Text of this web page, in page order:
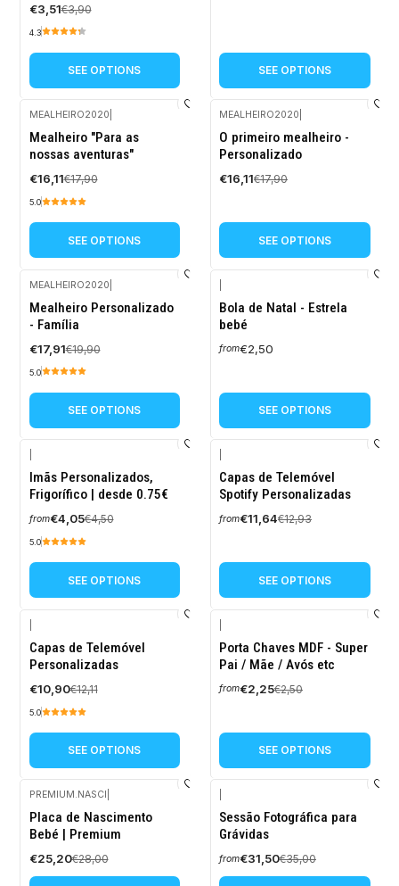
€3,51€3,90
4.3
SEE OPTIONS SEE OPTIONS
-10%
OFF
MEALHEIRO2020
Mealheiro "Para as
nossas aventuras"
€16,11€17,90
5.0
SEE OPTIONS
-10%
OFF
MEALHEIRO2020
O primeiro mealheiro -
Personalizado
€16,11€17,90
SEE OPTIONS
-10%
OFF
MEALHEIRO2020
Mealheiro Personalizado
- Família
€17,91€19,90
5.0
SEE OPTIONS
Bola de Natal - Estrela
bebé
from€2,50
SEE OPTIONS
-10%
OFF
Imãs Personalizados,
Frigorífico | desde 0.75€
from€4,05€4,50
5.0
SEE OPTIONS
-10%
OFF
Capas de Telemóvel
Spotify Personalizadas
from€11,64€12,93
SEE OPTIONS
-10%
OFF
Capas de Telemóvel
Personalizadas
€10,90€12,11
5.0
SEE OPTIONS
-10%
OFF
Porta Chaves MDF - Super
Pai / Mãe / Avós etc
from€2,25€2,50
SEE OPTIONS
-10%
OFF
PREMIUM.NASCI
Placa de Nascimento
Bebé | Premium
€25,20€28,00
-10%
OFF
Sessão Fotográfica para
Grávidas
from€31,50€35,00